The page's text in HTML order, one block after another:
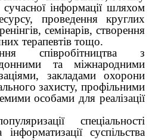
інформації шляхом
проведення круглих
семінарів, створення
терапевтів тощо.
співробітництва з
та міжнародними
закладами охорони
захисту, профільними
особами для реалізації
спеціальності
суспільства